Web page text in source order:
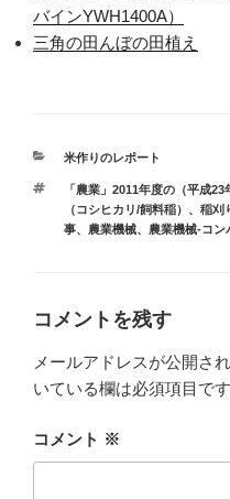
バインYWH1400A）
三角の田んぼの田植え
カ
リ
ー
米作りのレポート
タ
グ
「農業」2011年度の（平成23
（コシヒカリ/飼料稲） 、 稲刈
事、 農業機械、 農業機械-コン
コメントを残す
メールアドレスが公開さ
いている欄は必須項目です
コメント ※